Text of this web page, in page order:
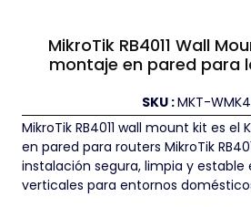
MikroTik RB4011 Wall
montaje en pared para
SKU :MKT-
MikroTik RB4011 wall mount kit es
en pared para routers MikroTik
instalación segura, limpia y estable
verticales para entornos